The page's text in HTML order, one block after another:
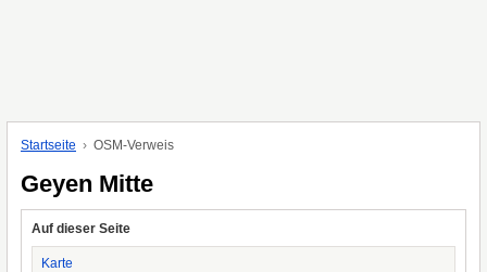
Startseite OSM-Verweis
Geyen Mitte
Auf dieser Seite
Karte